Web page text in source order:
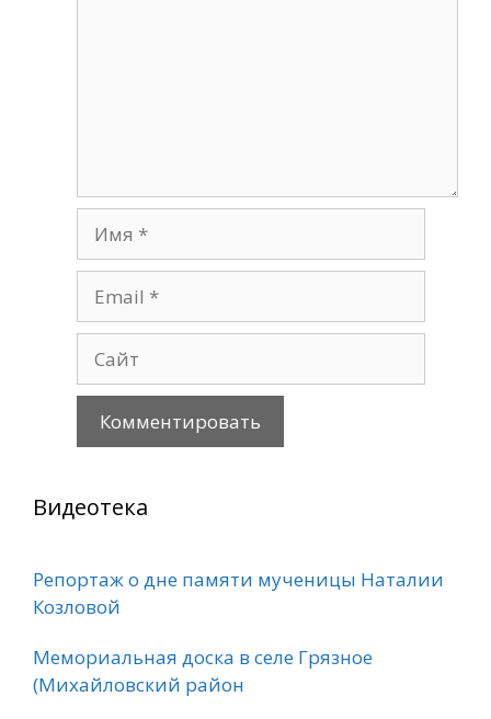
Сайт
Видеотека
Репортаж о дне памяти мученицы Наталии
Козловой
Мемориальная доска в селе Грязное
(Михайловский район